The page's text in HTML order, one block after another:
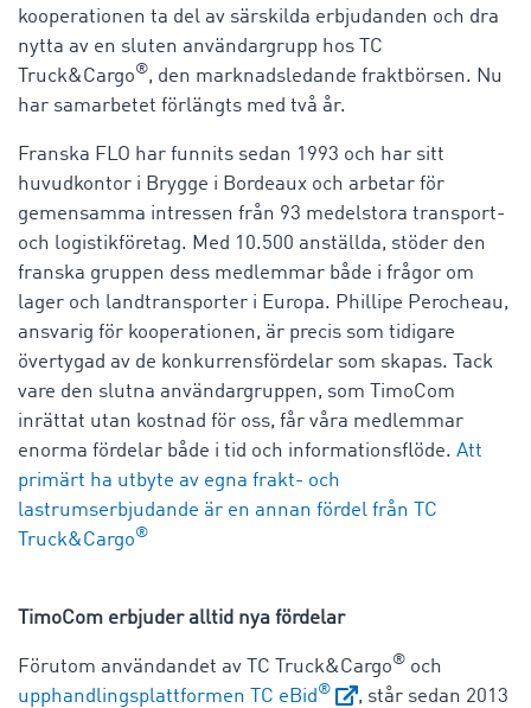
kooperationen ta del av särskilda erbjudanden och dra
nytta av en sluten användargrupp hos TC
Truck&Cargo®, den marknadsledande fraktbörsen. Nu
har samarbetet förlängts med två år.
Franska FLO har funnits sedan 1993 och har sitt
huvudkontor i Brygge i Bordeaux och arbetar för
gemensamma intressen från 93 medelstora transport-
och logistikföretag. Med 10.500 anställda, stöder den
franska gruppen dess medlemmar både i frågor om
lager och landtransporter i Europa. Phillipe Perocheau,
ansvarig för kooperationen, är precis som tidigare
övertygad av de konkurrensfördelar som skapas. Tack
vare den slutna användargruppen, som TimoCom
inrättat utan kostnad för oss, får våra medlemmar
enorma fördelar både i tid och informationsflöde. Att
primärt ha utbyte av egna frakt- och
lastrumserbjudande är en annan fördel från TC
Truck&Cargo®
TimoCom erbjuder alltid nya fördelar
Förutom användandet av TC Truck&Cargo® och
upphandlingsplattformen TC eBid ®
, står sedan 2013